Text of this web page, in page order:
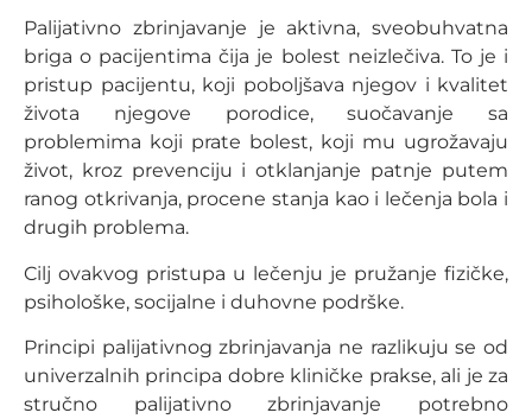
Palijativno zbrinjavanje je aktivna, sveobuhvatna
briga o pacijentima čija je bolest neizlečiva. To je i
pristup pacijentu, koji poboljšava njegov i kvalitet
života njegove porodice, suočavanje sa
problemima koji prate bolest, koji mu ugrožavaju
život, kroz prevenciju i otklanjanje patnje putem
ranog otkrivanja, procene stanja kao i lečenja bola i
drugih problema.
Cilj ovakvog pristupa u lečenju je pružanje fizičke,
psihološke, socijalne i duhovne podrške.
Principi palijativnog zbrinjavanja ne razlikuju se od
univerzalnih principa dobre kliničke prakse, ali je za
stručno palijativno zbrinjavanje potrebno